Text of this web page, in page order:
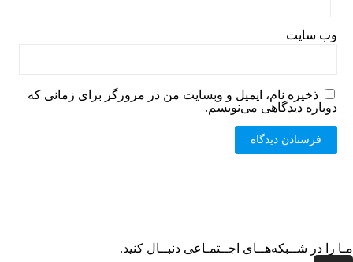
وب‌ سایت
ذخیره نام، ایمیل و وبسایت من در مرورگر برای زمانی که
دوباره دیدگاهی می‌نویسم.
مـا را در شــبکه‌هــای اجــتمـاعی دنبــال کنید.